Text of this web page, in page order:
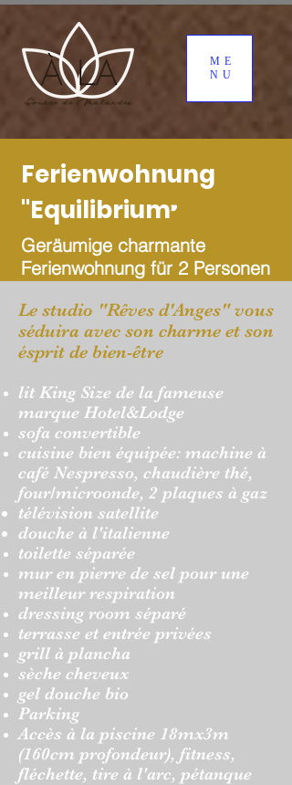
ME
NU
Ferienwohnung
"Equilibrium"
Geräumige charmante
Ferienwohnung für 2 Personen
Le studio "Rêves d'Anges" vous
séduira avec son charme et son
ésprit de bien-être
lit King Size de la fameuse
marque Hotel&Lodge
sofa convertible
cuisine bien équipée: machine à
café Nespresso, chaudière thé,
four/microonde, 2 plaques à gaz
télévision satellite
douche à l'italienne
toilette séparée
mur en pierre de sel pour une
meilleur respiration
dressing room séparé
terrasse et entrée privées
grill à plancha
sèche cheveux
gel douche bio
Parking
Accès à la piscine 18mx3m
(160cm profondeur), fitness,
fléchette, tire à l'arc, pétanque